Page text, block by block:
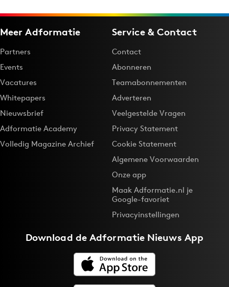
Meer Adformatie
Partners
Events
Vacatures
Whitepapers
Nieuwsbrief
Adformatie Academy
Volledig Magazine Archief
Service & Contact
Contact
Abonneren
Teamabonnementen
Adverteren
Veelgestelde Vragen
Privacy Statement
Cookie Statement
Algemene Voorwaarden
Onze app
Maak Adformatie.nl je
Google-favoriet
Privacyinstellingen
Download deAdformatie Nieuws App